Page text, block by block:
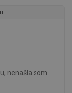
nenašla som